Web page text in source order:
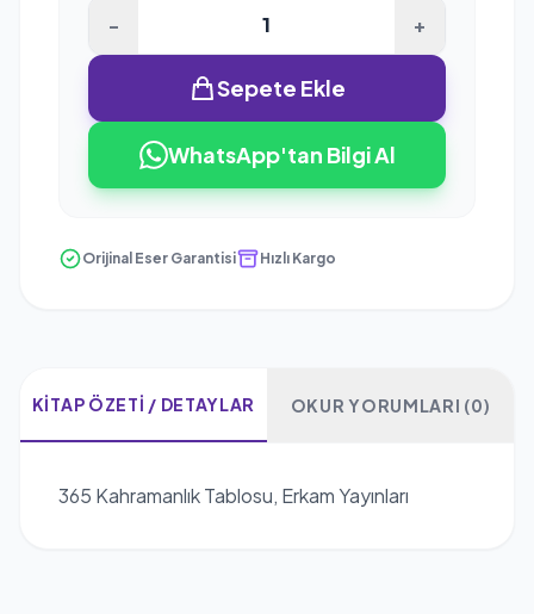
- +
Sepete Ekle
WhatsApp'tan Bilgi Al
Orijinal Eser Garantisi Hızlı Kargo
KITAP ÖZETI / DETAYLAR OKUR YORUMLARI (0)
365 Kahramanlık Tablosu, Erkam Yayınları